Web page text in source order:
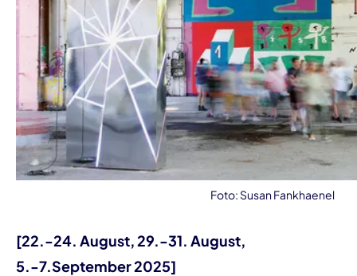
[22.-24. August, 29.-31. August,
5.-7.September 2025]
Foto: Susan Fankhaenel